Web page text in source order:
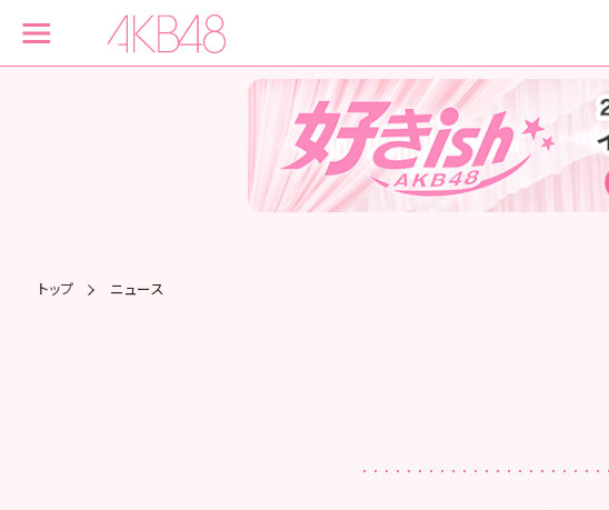
トップ ニュース